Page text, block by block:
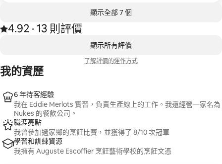
顯示全部 7 個
共收到 13 則評價，平均評分為 4.92 顆星（滿分 5 顆星）
4.92
、 · 13 則評價
顯示所有評價
了解評價的運作方式
我的資歷
6 年待客經驗
我在 Eddie Merlots 實習，負責生產線上的工作。我還經營一家名為
Nukes 的餐飲公司。
職涯亮點
我曾參加過家鄉的烹飪比賽，並獲得了 8/10 次冠軍
學習和訓練資源
我擁有 Auguste Escoffier 烹飪藝術學校的烹飪文憑